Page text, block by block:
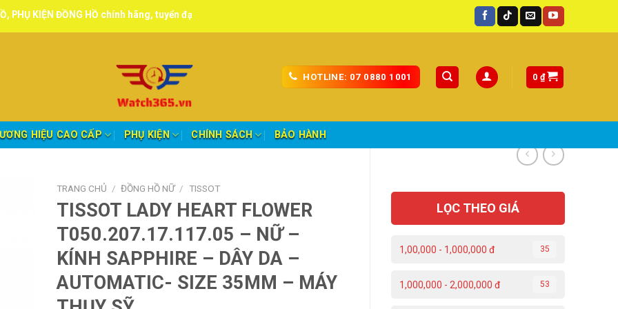
HỒ chính hãng, tuyển đại lý, CTV giao hàng toàn quốc.
HOTLINE: 07 0880 1001 0 ₫
HIỆU CAO CẤP PHỤ KIỆN CHÍNH SÁCH BẢO HÀNH
LỌC THEO GIÁ
1,00,000 - 1,000,000 đ 35
1,000,000 - 2,000,000 đ 53
TRANG CHỦ / ĐỒNG HỒ NỮ / TISSOT
TISSOT LADY HEART FLOWER
T050.207.17.117.05 – NỮ –
KÍNH SAPPHIRE – DÂY DA –
AUTOMATIC- SIZE 35MM – MÁY